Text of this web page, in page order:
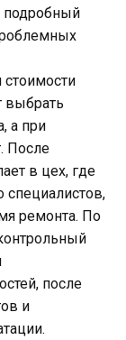
подробный
стоимости
выбрать
а при
После
в цех, где
специалистов,
ремонта. По
после
и